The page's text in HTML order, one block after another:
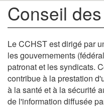
gouverneurs
Conseil
Le CCHST est dirigé par
les gouvernements
patronat et les syndicats.
contribue à la prestation
à la santé et à la sécurité
de l'information diffusée